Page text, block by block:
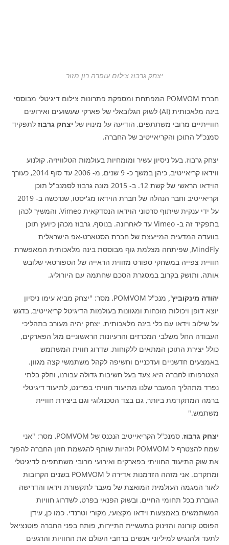
יצחק גרבוז צילום עופרה רון מזור
חברת POMVOM המפתחת ומספקת פתרונות צילום דיגיטלי מבוססי
בינה מלאכותית (AI) לשוק הגלובאלי של פארקי שעשועים ואירועים
חווייתיים מרובי משתתפים, הודיעה על מינויו של יצחק גרבוז לתפקיד
סמנכ"ל התוכן והקריאייטיב של החברה.
יצחק גרבוז, בעל ניסיון עשיר ומומחיות בעולמות הטלוויזיה, קולנוע
ווידאו קריאייטיב, כיהן במשך כ- 9 שנים, מ- 2006 עד סוף 2014, כעורך
הוידאו הראשי של קשת 12. ב- 2015 מונה גרבוז לסמנכ"ל תוכן
וקריאייטיב וחבר הנהלה של חברת הוידאו מג'יסטו, שנרכשה ב- 2019
על ידי ענקית שיתוף סרטוני הוידאו הנסדקאית Vimeo, והמשיך לכהן
בתפקיד זה ב- Vimeo עד לאחרונה. בנוסף, גרבוז מכהן כיועץ תוכן
בוועדה המדעית המייעצת של חברת הסטארט-אפ הישראלית
MindFly, שפיתחה מצלמת גוף מבוססת בינה מלאכותית המאפשרת
חוויית צפייה במשחקי ספורט מזווית הראייה של הספורטאי שלובש
אותה, ותושק בקרוב במסגרת הסכם שחתמה עם היורוליג.
יהודה מינקוביץ',
מנכ"ל POMVOM, מסר: "יצחק מביא עימו ניסיון
יוצא דופן ויכולות מוכחות ומגוונות בעולמות הדיגיטל קריאייטיב, בדגש
על שילוב וידאו עם כלי בינה מלאכותית. יצחק יהיה מעורב בתהליכי
העבודה החל משלבי המכרזים והרעיונות הראשוניים מול הפארקים,
כולל יצירת התוכן המתאים ללקוחות, שדרוג חווית המשתמש
באמצעים חדשניים ועדכניים וחשיפה לקהל משתמשי קצה מגוון.
הצטרפותו לחברה היא צעד בעל חשיבות גדולה עבורנו, וחלק בלתי
נפרד מתהליך המעבר שלנו מתיעוד חוויתי בפרינט, לתיעוד דיגיטלי
ברמה המתקדמת ביותר, גם בצד הטכנולוגי וגם ביצירת חוויית
משתמש."
יצחק גרבוז
, סמנכ"ל הקריאייטיב הנכנס של POMVOM, מסר: "אני
שמח להצטרף ל POMVOM ולהיות שותף להגשמת חזון החברה להפוך
את שוק התיעוד החוויתי בפארקים ואירועי מרובי משתתפים לדיגיטלי
ומתקדם. אני מזהה הזדמנות אדירה ל POMVOM בשנים הקרובות
לאור המגמה העולמית המואצת של מעבר לתקשורת וידאו והדרישה
הגוברת בכל תחומי החיים, ובשוק הפנאי בפרט, לשדרוג חוויות
המשתמשים באמצעות וידאו מקצועי, מקורי וטרנדי. כמו כן, עידן
הפוסט קורונה והזינוק בתעשיית התיירות, פותח בפני החברה פוטנציאל
לתעד ולהנגיש למיליוני אנשים ברחבי העולם את החוויות והרגעים